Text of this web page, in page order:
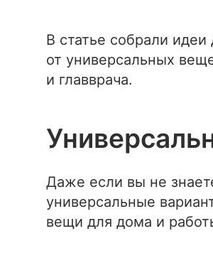
В статье собрали
от универсальных
и главврача.
Даже если вы не
универсальные
вещи для дома и